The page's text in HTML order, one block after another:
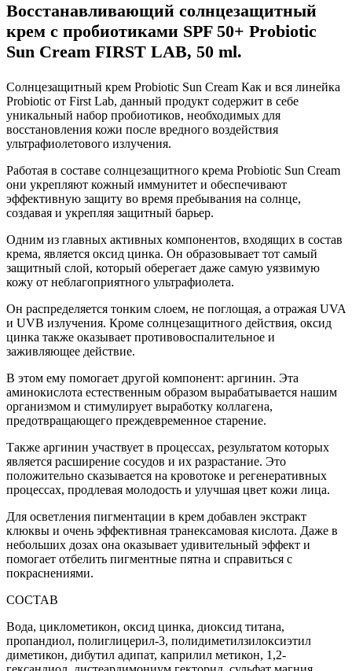
Восстанавливающий солнцезащитный
крем с пробиотиками SPF 50+ Probiotic
Sun Cream FIRST LAB, 50 ml.
Солнцезащитный крем Probiotic Sun Cream Как и вся линейка
Probiotic от First Lab, данный продукт содержит в себе
уникальный набор пробиотиков, необходимых для
восстановления кожи после вредного воздействия
ультрафиолетового излучения.
Работая в составе солнцезащитного крема Probiotic Sun Cream
они укрепляют кожный иммунитет и обеспечивают
эффективную защиту во время пребывания на солнце,
создавая и укрепляя защитный барьер.
Одним из главных активных компонентов, входящих в состав
крема, является оксид цинка. Он образовывает тот самый
защитный слой, который оберегает даже самую уязвимую
кожу от неблагоприятного ультрафиолета.
Он распределяется тонким слоем, не поглощая, а отражая UVA
и UVB излучения. Кроме солнцезащитного действия, оксид
цинка также оказывает противовоспалительное и
заживляющее действие.
В этом ему помогает другой компонент: аргинин. Эта
аминокислота естественным образом вырабатывается нашим
организмом и стимулирует выработку коллагена,
предотвращающего преждевременное старение.
Также аргинин участвует в процессах, результатом которых
является расширение сосудов и их разрастание. Это
положительно сказывается на кровотоке и регенеративных
процессах, продлевая молодость и улучшая цвет кожи лица.
Для осветления пигментации в крем добавлен экстракт
клюквы и очень эффективная транексамовая кислота. Даже в
небольших дозах она оказывает удивительный эффект и
помогает отбелить пигментные пятна и справиться с
покраснениями.
СОСТАВ
Вода, циклометикон, оксид цинка, диоксид титана,
пропандиол, полиглицерил-3, полидиметилзилоксиэтил
диметикон, дибутил адипат, каприлил метикон, 1,2-